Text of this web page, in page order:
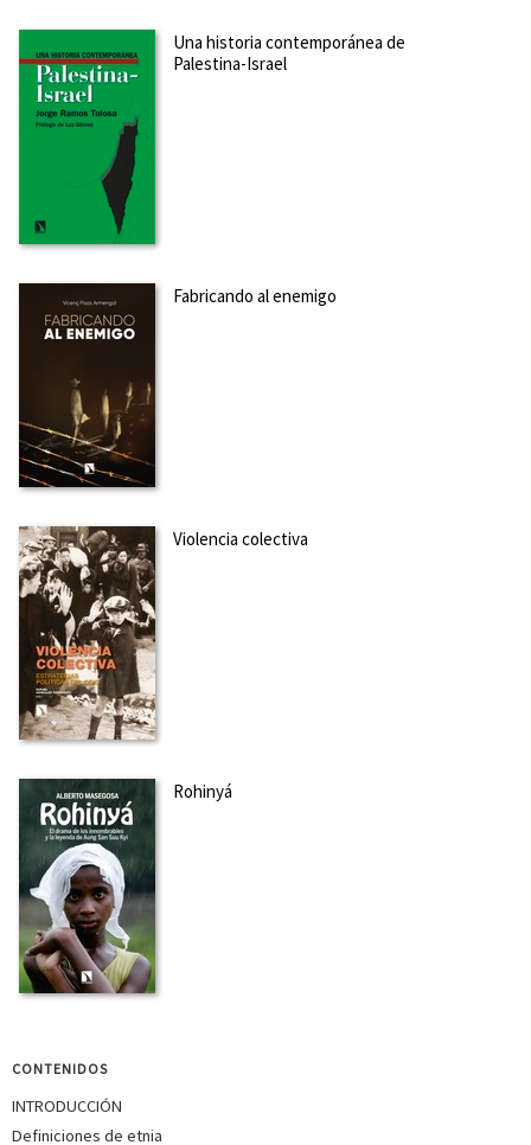
Una historia contemporánea de
Palestina-Israel
Fabricando al enemigo
Violencia colectiva
Rohinyá
CONTENIDOS
INTRODUCCIÓN
Definiciones de etnia